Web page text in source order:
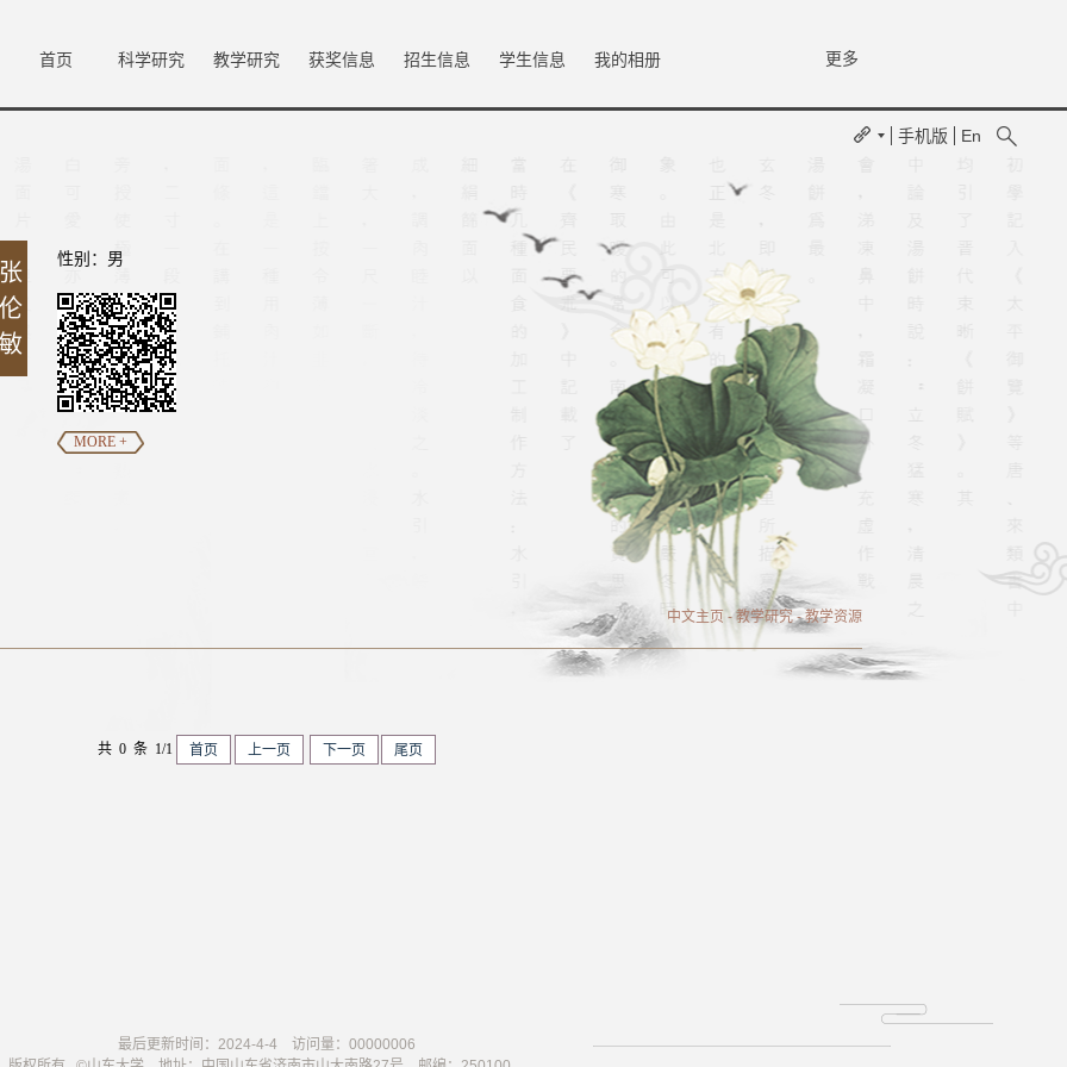
首页 科学研究 教学研究 获奖信息 招生信息 学生信息 我的相册 更多
手机版 En
性别：男
MORE +
中文主页 -教学研究-教学资源
共 0 条 1/1 首页 上一页 下一页 尾页
最后更新时间： 2024-4-4 访问量： 00000006